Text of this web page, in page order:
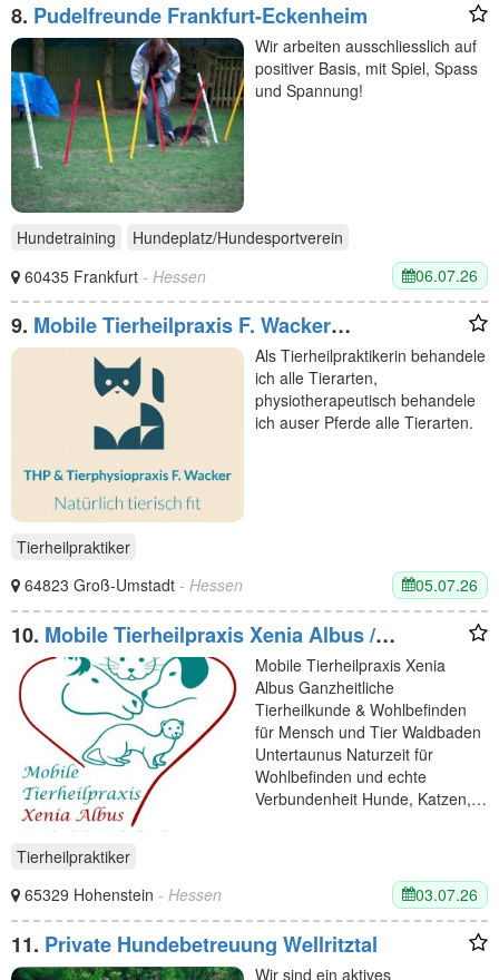
8. Pudelfreunde Frankfurt-Eckenheim
Wir arbeiten ausschliesslich auf
positiver Basis, mit Spiel, Spass
und Spannung!
Hundetraining
Hundeplatz/Hundesportverein
60435 Frankfurt - Hessen 06.07.26
9. Mobile Tierheilpraxis F. Wacker
Tierheilpraktikerin u. -physiotherapieAls Tierheilpraktikerin behandele
ich alle Tierarten,
physiotherapeutisch behandele
ich auser Pferde alle Tierarten.
Tierheilpraktiker
64823 Groß-Umstadt - Hessen 05.07.26
10. Mobile Tierheilpraxis Xenia Albus /
Waldbaden Untertaunus
Mobile Tierheilpraxis Xenia
Albus Ganzheitliche
Tierheilkunde & Wohlbefinden
für Mensch und Tier Waldbaden
Untertaunus Naturzeit für
Wohlbefinden und echte
Verbundenheit Hunde, Katzen,…
Tierheilpraktiker
65329 Hohenstein - Hessen 03.07.26
11. Private Hundebetreuung Wellritztal
Wir sind ein aktives